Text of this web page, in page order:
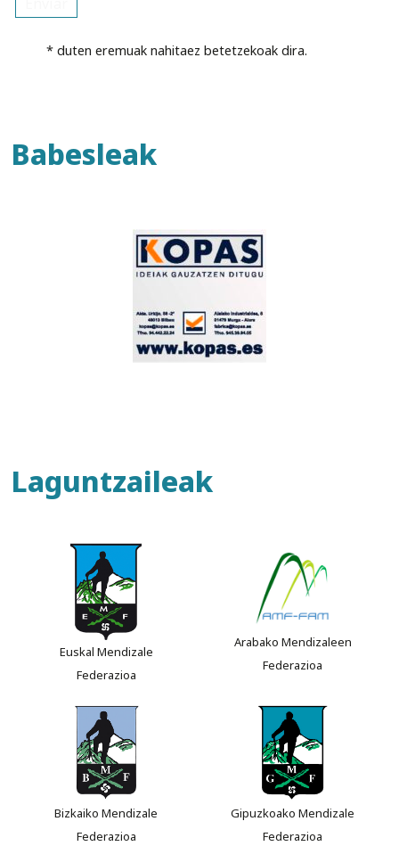
* duten eremuak nahitaez betetzekoak dira.
Babesleak
Laguntzaileak
Euskal Mendizale
Federazioa
Arabako Mendizaleen
Federazioa
Bizkaiko Mendizale
Federazioa
Gipuzkoako Mendizale
Federazioa